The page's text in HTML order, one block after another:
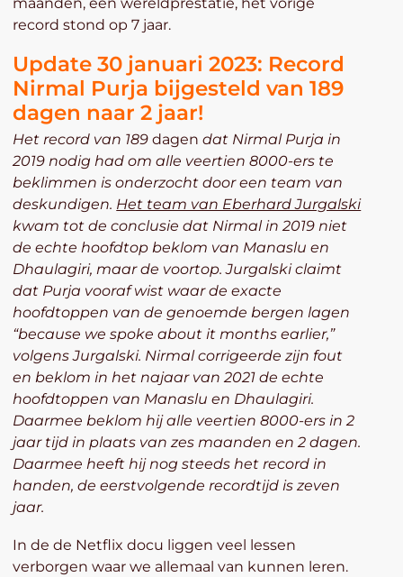
record stond op 7 jaar.
Update 30 januari 2023: Record
Nirmal Purja bijgesteld van 189
dagen naar 2 jaar!
Het record van 189 dagen dat Nirmal Purja in
2019 nodig had om alle veertien 8000-ers te
beklimmen is onderzocht door een team van
deskundigen. Het team van Eberhard Jurgalski
kwam tot de conclusie dat Nirmal in 2019 niet
de echte hoofdtop beklom van Manaslu en
Dhaulagiri, maar de voortop. Jurgalski claimt
dat Purja vooraf wist waar de exacte
hoofdtoppen van de genoemde bergen lagen
“because we spoke about it months earlier,”
volgens Jurgalski. Nirmal corrigeerde zijn fout
en beklom in het najaar van 2021 de echte
hoofdtoppen van Manaslu en Dhaulagiri.
Daarmee beklom hij alle veertien 8000-ers in 2
jaar tijd in plaats van zes maanden en 2 dagen.
Daarmee heeft hij nog steeds het record in
handen, de eerstvolgende recordtijd is zeven
jaar.
In de de Netflix docu liggen veel lessen
verborgen waar we allemaal van kunnen leren.